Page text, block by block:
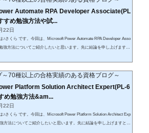
...
Automate RPA Developer Associate(PL
すめ勉強方法や試...
22日
♪さくら です。今回は、Microsoft Power Automate RPA Developer Asso
強方法についてご紹介したいと思います。先に結論を申し上げます
ちらで購入することをおすすめします。詳細はこちらをご確認くださ
れるので、...
70種以上の合格実績のある資格ブログ～
Platform Solution Architect Expert(PL-6
め勉強方法&am...
22日
♪さくら です。今回は、Microsoft Power Platform Solution Architect Exp
方法についてご紹介したいと思います。先に結論を申し上げますと、